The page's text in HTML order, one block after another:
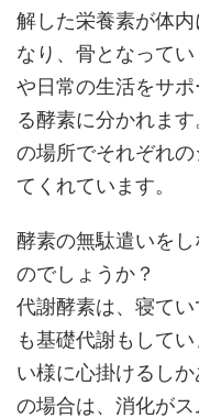
解した栄養素が体
なり、骨となって
や日常の生活をサ
る酵素に分かれま
の場所でそれぞれ
てくれています。
酵素の無駄遣いを
のでしょうか？
代謝酵素は、寝て
も基礎代謝もして
い様に心掛けるし
の場合は、消化が